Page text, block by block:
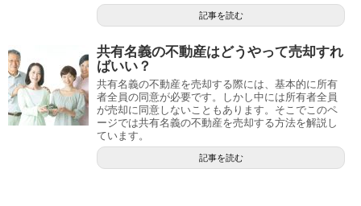
記事を読む
共有名義の不動産はどうやって売却すれ
ばいい？
共有名義の不動産を売却する際には、基本的に所有
者全員の同意が必要です。しかし中には所有者全員
が売却に同意しないこともあります。そこでこのペ
ージでは共有名義の不動産を売却する方法を解説し
ています。
記事を読む